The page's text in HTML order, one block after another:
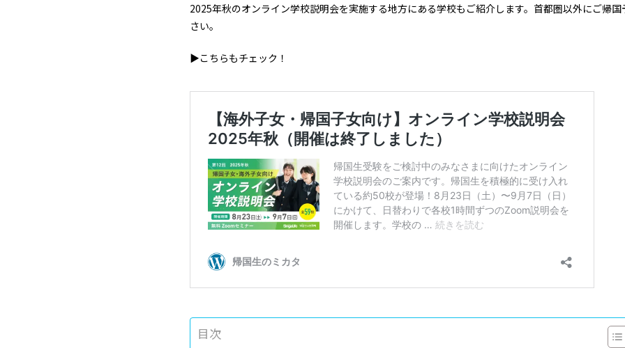
2025年秋のオンライン学校説明会を実施する地方にある学校もご紹介します。首都圏以外にご帰
さい。
▶こちらもチェック！
目次